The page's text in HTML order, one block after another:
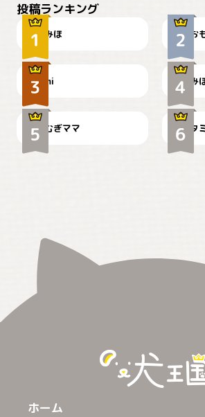
投稿ランキング
みほ お
可愛い？
mi
見てる
み
🌻とむぎ！
むぎママ
ドーベ
て
タ
ホーム